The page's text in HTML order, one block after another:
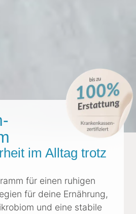
im Alltag trotz
für einen ruhigen
für deine Ernährung,
und eine stabile